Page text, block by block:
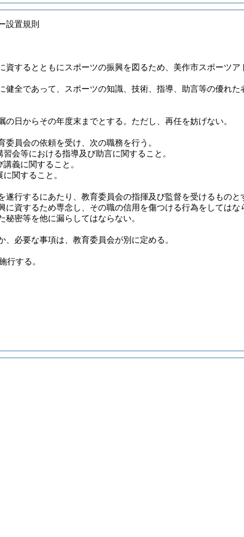
設置規則
資するとともにスポーツの振興を図るため、美作市スポーツア
健全であって、スポーツの知識、技術、指導、助言等の優れ
の日からその年度末までとする。 ただし、再任を妨げない。
委員会の依頼を受け、次の職務を行う。
会等における指導及び助言に関すること。
義に関すること。
関すること。
遂行するにあたり、教育委員会の指揮及び監督を受けるものと
に資するため専念し、その職の信用を傷つける行為をしてはな
密等を他に漏らしてはならない。
、必要な事項は、教育委員会が別に定める。
行する。